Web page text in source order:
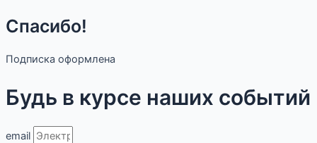
Спасибо!
Подписка оформлена
Будь в курсе наших событий
email